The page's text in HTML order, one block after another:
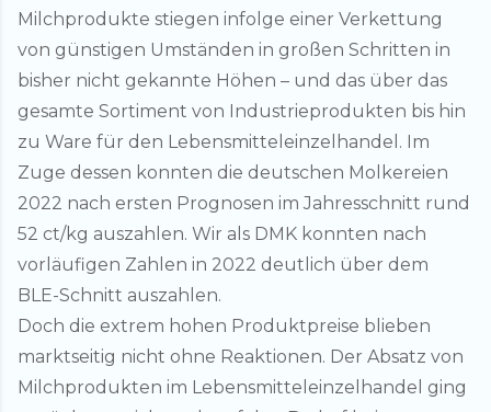
Milchprodukte stiegen infolge einer Verkettung
von günstigen Umständen in großen Schritten in
bisher nicht gekannte Höhen – und das über das
gesamte Sortiment von Industrieprodukten bis hin
zu Ware für den Lebensmitteleinzelhandel. Im
Zuge dessen konnten die deutschen Molkereien
2022 nach ersten Prognosen im Jahresschnitt rund
52 ct/kg auszahlen. Wir als DMK konnten nach
vorläufigen Zahlen in 2022 deutlich über dem
BLE-Schnitt auszahlen.
Doch die extrem hohen Produktpreise blieben
marktseitig nicht ohne Reaktionen. Der Absatz von
Milchprodukten im Lebensmitteleinzelhandel ging